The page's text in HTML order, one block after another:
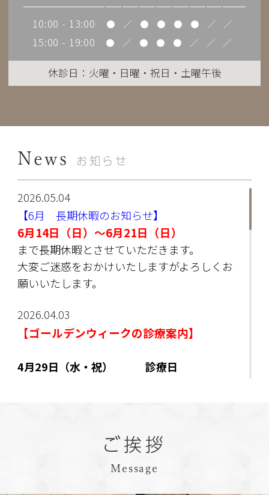
10:00 - 13:00 ● ／ ● ● ● ● ／ ／
15:00 - 19:00 ● ／ ● ● ● ／ ／ ／
休診日：火曜・日曜・祝日・土曜午後
News お知らせ
2026.05.04
【6月 長期休暇のお知らせ】
6月14日（日）～6月21日（日）
まで長期休暇とさせていただきます。
大変ご迷惑をおかけいたしますがよろしくお
願いいたします。
2026.04.03
【ゴールデンウィークの診療案内】
4月29日（水・祝） 診療日
5月 3日（日・祝） 休診日
5月 4日（月・祝） 診療日
5月 5日（火・祝） 休診日
ご挨拶
Message